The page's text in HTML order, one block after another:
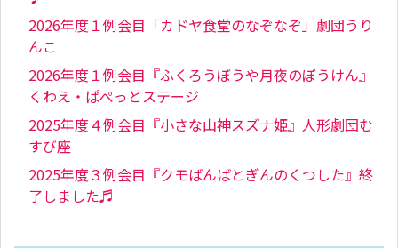
2026年度１例会目「カドヤ食堂のなぞなぞ」劇団うり
んこ
2026年度１例会目『ふくろうぼうや月夜のぼうけん』
くわえ・ぱぺっとステージ
2025年度４例会目『小さな山神スズナ姫』人形劇団む
すび座
2025年度３例会目『クモばんばとぎんのくつした』終
了しました♬